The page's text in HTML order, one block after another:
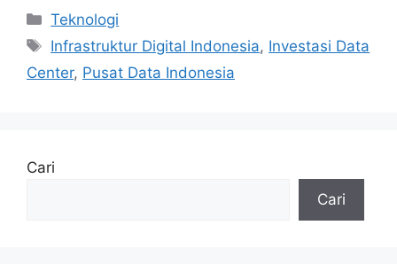
Kategori
Teknologi
Tag
Infrastruktur Digital Indonesia, Investasi Data
Center, Pusat Data Indonesia
Cari
Cari